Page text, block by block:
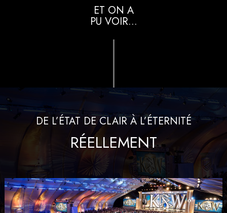
ET ON A
PU VOIR...
DE L’ÉTAT DE CLAIR À L’ÉTERNITÉ
RÉELLEMENT